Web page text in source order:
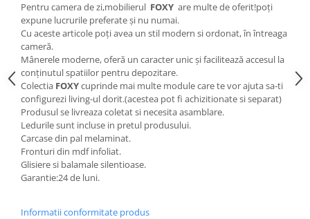
Pentru camera de zi,mobilierul FOXY are multe de oferit!poți
expune lucrurile preferate și nu numai.
Cu aceste articole poți avea un stil modern si ordonat, în întreaga
cameră.
Mânerele moderne, oferă un caracter unic și facilitează accesul la
conținutul spatiilor pentru depozitare.
Colectia FOXYcuprinde mai multe module care te vor ajuta sa-ti
configurezi living-ul dorit.(acestea pot fi achizitionate si separat)
Produsul se livreaza coletat si necesita asamblare.
Ledurile sunt incluse in pretul produsului.
Carcase din pal melaminat.
Fronturi din mdf infoliat.
Glisiere si balamale silentioase.
Garantie:24 de luni.
Informatii conformitate produs